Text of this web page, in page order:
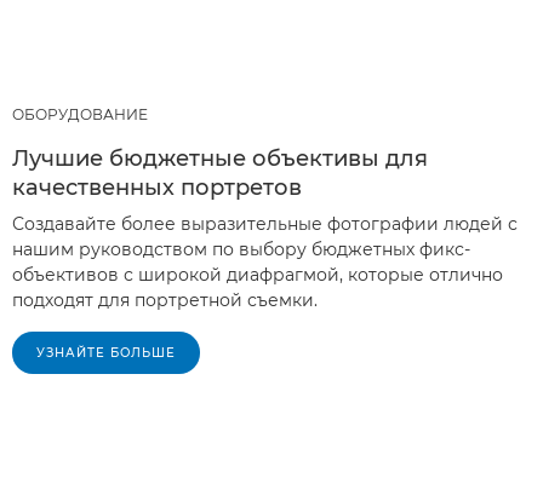
ОБОРУДОВАНИЕ
Лучшие бюджетные объективы для
качественных портретов
Создавайте более выразительные фотографии людей с
нашим руководством по выбору бюджетных фикс-
объективов с широкой диафрагмой, которые отлично
подходят для портретной съемки.
УЗНАЙТЕ БОЛЬШЕ